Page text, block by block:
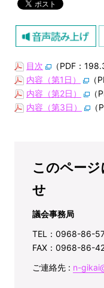
目次
（PDF：
内容（第1日）
（
内容（第2日）
（
内容（第3日）
このペー
せ
議会事務局
TEL：0968-86-
FAX：0968-86-
ご連絡先 : n-